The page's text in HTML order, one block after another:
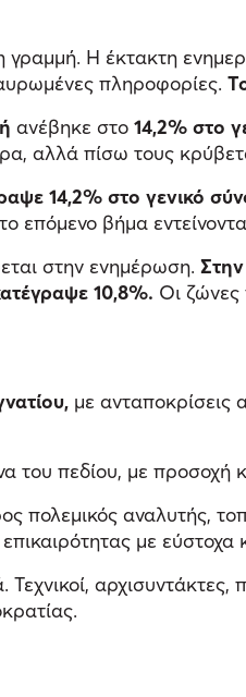
Η έκτακτη
πληροφορίες.
ανέβηκε στο 14,2% στο
αλλά πίσω τους
14,2% στο γενικό
επόμενο βήμα
στην ενημέρωση.
10,8%. Οι
με ανταποκρίσεις
του πεδίου, με προσοχή
πολεμικός αναλυτής,
με εύστοχα